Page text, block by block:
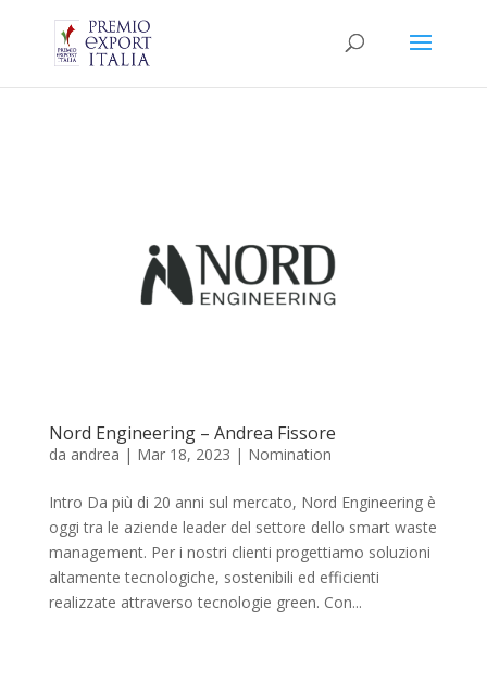
Nord Engineering – Andrea Fissore
da andrea | Mar 18, 2023 | Nomination
Intro Da più di 20 anni sul mercato, Nord Engineering è
oggi tra le aziende leader del settore dello smart waste
management. Per i nostri clienti progettiamo soluzioni
altamente tecnologiche, sostenibili ed efficienti
realizzate attraverso tecnologie green. Con...